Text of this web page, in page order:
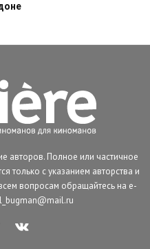
авторов. Полное или частичное
только с указанием авторства и
вопросам обращайтесь на e-